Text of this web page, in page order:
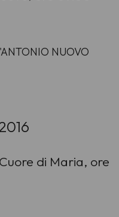
NUOVO
di Maria, ore